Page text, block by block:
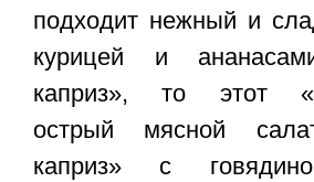
подходит нежный и
курицей и
каприз», то этот
острый мясной
каприз» с